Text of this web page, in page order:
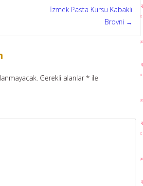
İzmek Pasta Kursu Kabaklı
Brovni →
Gerekli alanlar* ile